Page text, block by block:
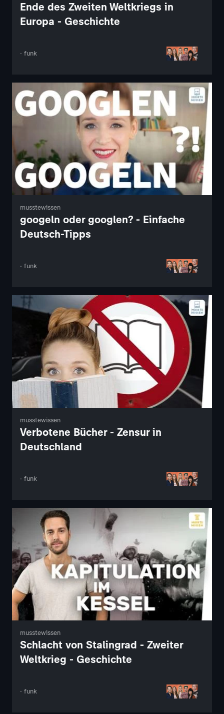
Ende des Zweiten Weltkriegs in
Europa - Geschichte
· funk
musstewissen
googeln oder googlen? - Einfache
Deutsch-Tipps
· funk
musstewissen
Verbotene Bücher - Zensur in
Deutschland
· funk
musstewissen
Schlacht von Stalingrad - Zweiter
Weltkrieg - Geschichte
· funk